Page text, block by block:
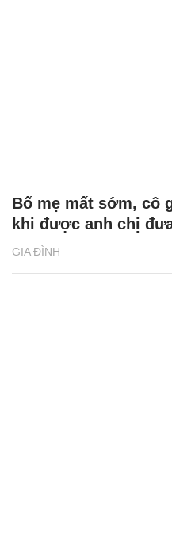
GIA ĐÌNH
Bố mẹ mất sớm, cô
khi được anh chị